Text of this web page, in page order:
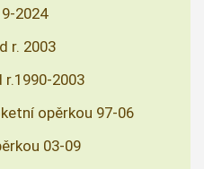
2024
r. 2003
r.1990-2003
opěrkou 97-06
03-09